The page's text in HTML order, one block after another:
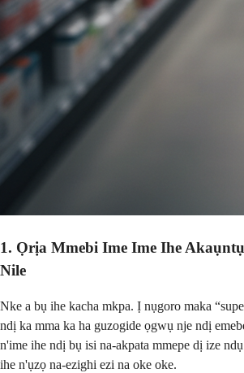
1. Ọrịa Mmebi Ime Ime Ihe
Nile
Nke a bụ ihe kacha mkpa. Ị nụgoro maka
ndị ka mma ka ha guzogide ọgwụ nje ndị
n'ime ihe ndị bụ isi na-akpata mmepe dị ize
ihe n'ụzọ na-ezighi ezi na oke oke.